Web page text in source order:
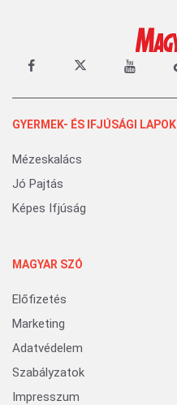
GYERMEK- ÉS IFJÚSÁGI LAPOK
Mézeskalács
Jó Pajtás
Képes Ifjúság
MAGYAR SZÓ
Előfizetés
Marketing
Adatvédelem
Szabályzatok
Impresszum